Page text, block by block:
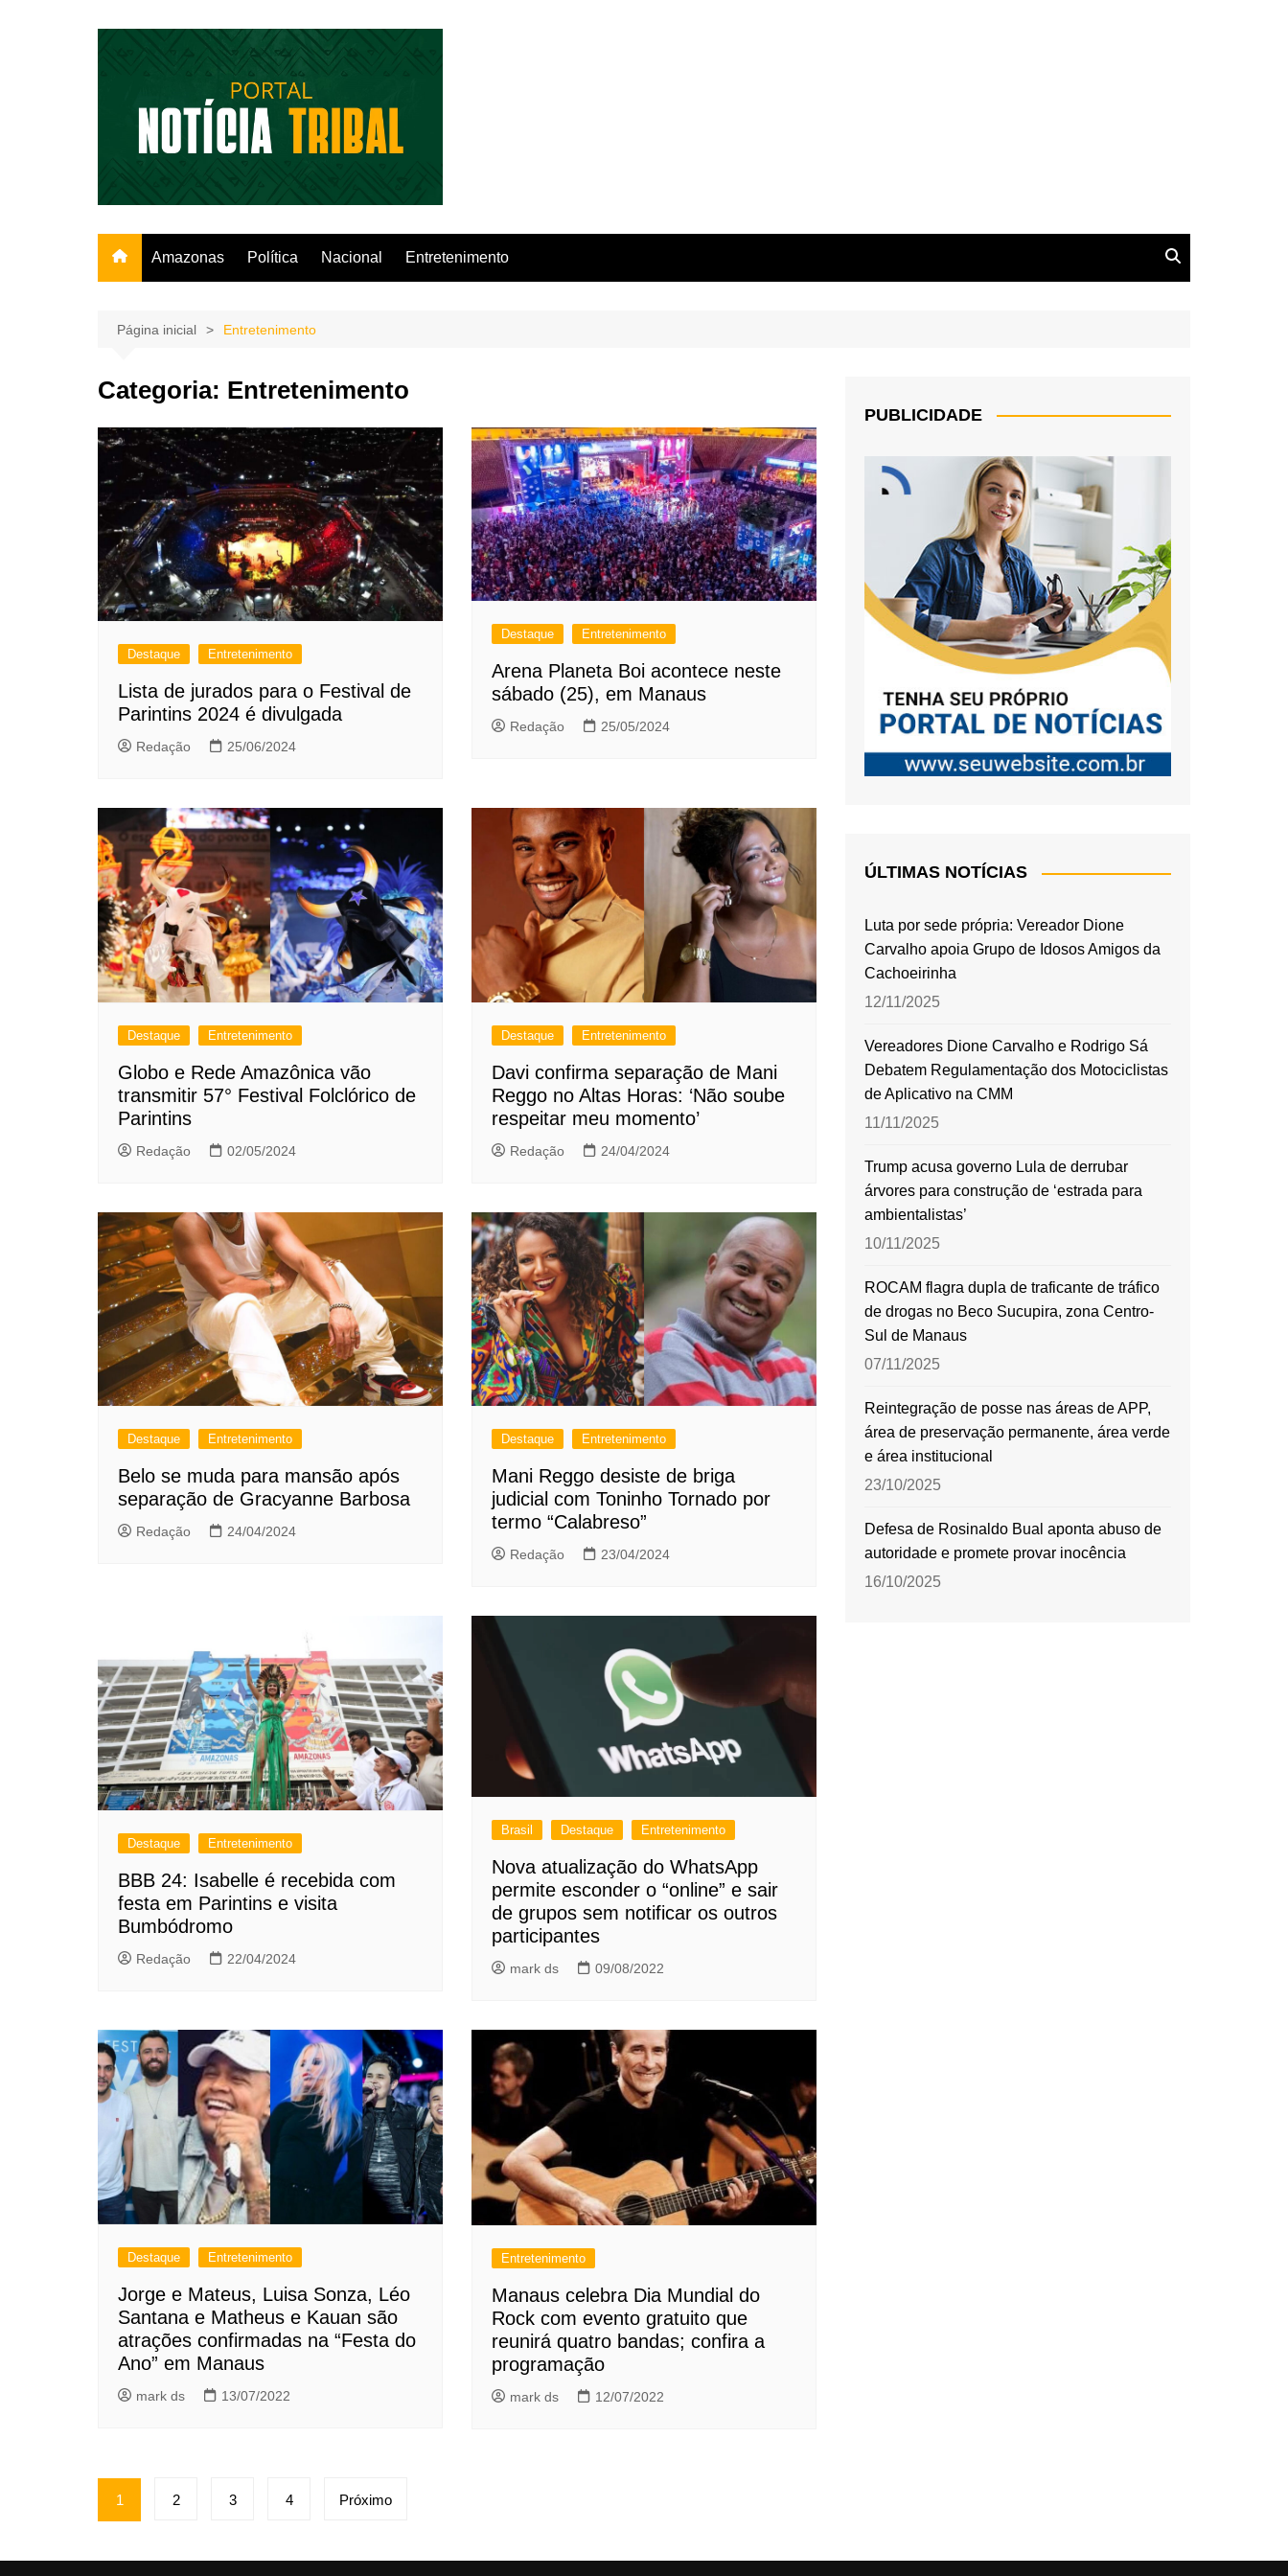
Amazonas Política Nacional Entretenimento
Página inicial Entretenimento
Categoria: Entretenimento
Destaque Entretenimento
Lista de jurados para o Festival de
Parintins 2024 é divulgada
Redação 25/06/2024
Destaque Entretenimento
Arena Planeta Boi acontece neste
sábado (25), em Manaus
Redação 25/05/2024
Destaque Entretenimento
Globo e Rede Amazônica vão
transmitir 57° Festival Folclórico de
Parintins
Redação 02/05/2024
Destaque Entretenimento
Davi confirma separação de Mani
Reggo no Altas Horas: ‘Não soube
respeitar meu momento’
Redação 24/04/2024
Destaque Entretenimento
Belo se muda para mansão após
separação de Gracyanne Barbosa
Redação 24/04/2024
Destaque Entretenimento
Mani Reggo desiste de briga
judicial com Toninho Tornado por
termo “Calabreso”
Redação 23/04/2024
Destaque Entretenimento
BBB 24: Isabelle é recebida com
festa em Parintins e visita
Bumbódromo
Redação 22/04/2024
Brasil Destaque Entretenimento
Nova atualização do WhatsApp
permite esconder o “online” e sair
de grupos sem notificar os outros
participantes
mark ds 09/08/2022
Destaque Entretenimento
Jorge e Mateus, Luisa Sonza, Léo
Santana e Matheus e Kauan são
atrações confirmadas na “Festa do
Ano” em Manaus
mark ds 13/07/2022
Entretenimento
Manaus celebra Dia Mundial do
Rock com evento gratuito que
reunirá quatro bandas; confira a
programação
mark ds 12/07/2022
Paginação
de
posts
1 2 3 4 Próximo
PUBLICIDADE
ÚLTIMAS NOTÍCIAS
Luta por sede própria: Vereador Dione
Carvalho apoia Grupo de Idosos Amigos da
Cachoeirinha
12/11/2025
Vereadores Dione Carvalho e Rodrigo Sá
Debatem Regulamentação dos Motociclistas
de Aplicativo na CMM
11/11/2025
Trump acusa governo Lula de derrubar
árvores para construção de ‘estrada para
ambientalistas’
10/11/2025
ROCAM flagra dupla de traficante de tráfico
de drogas no Beco Sucupira, zona Centro-
Sul de Manaus
07/11/2025
Reintegração de posse nas áreas de APP,
área de preservação permanente, área verde
e área institucional
23/10/2025
Defesa de Rosinaldo Bual aponta abuso de
autoridade e promete provar inocência
16/10/2025